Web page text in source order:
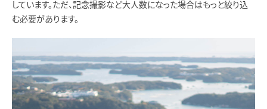
しています。ただ、記念撮影など大人数になった場合はもっと絞り込
む必要があります。